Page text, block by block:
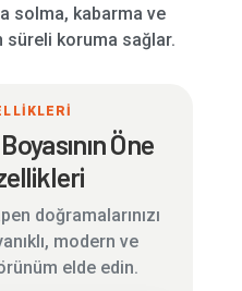
solma, kabarma ve
süreli koruma sağlar.
Öne
doğramalarınızı
modern ve
elde edin.